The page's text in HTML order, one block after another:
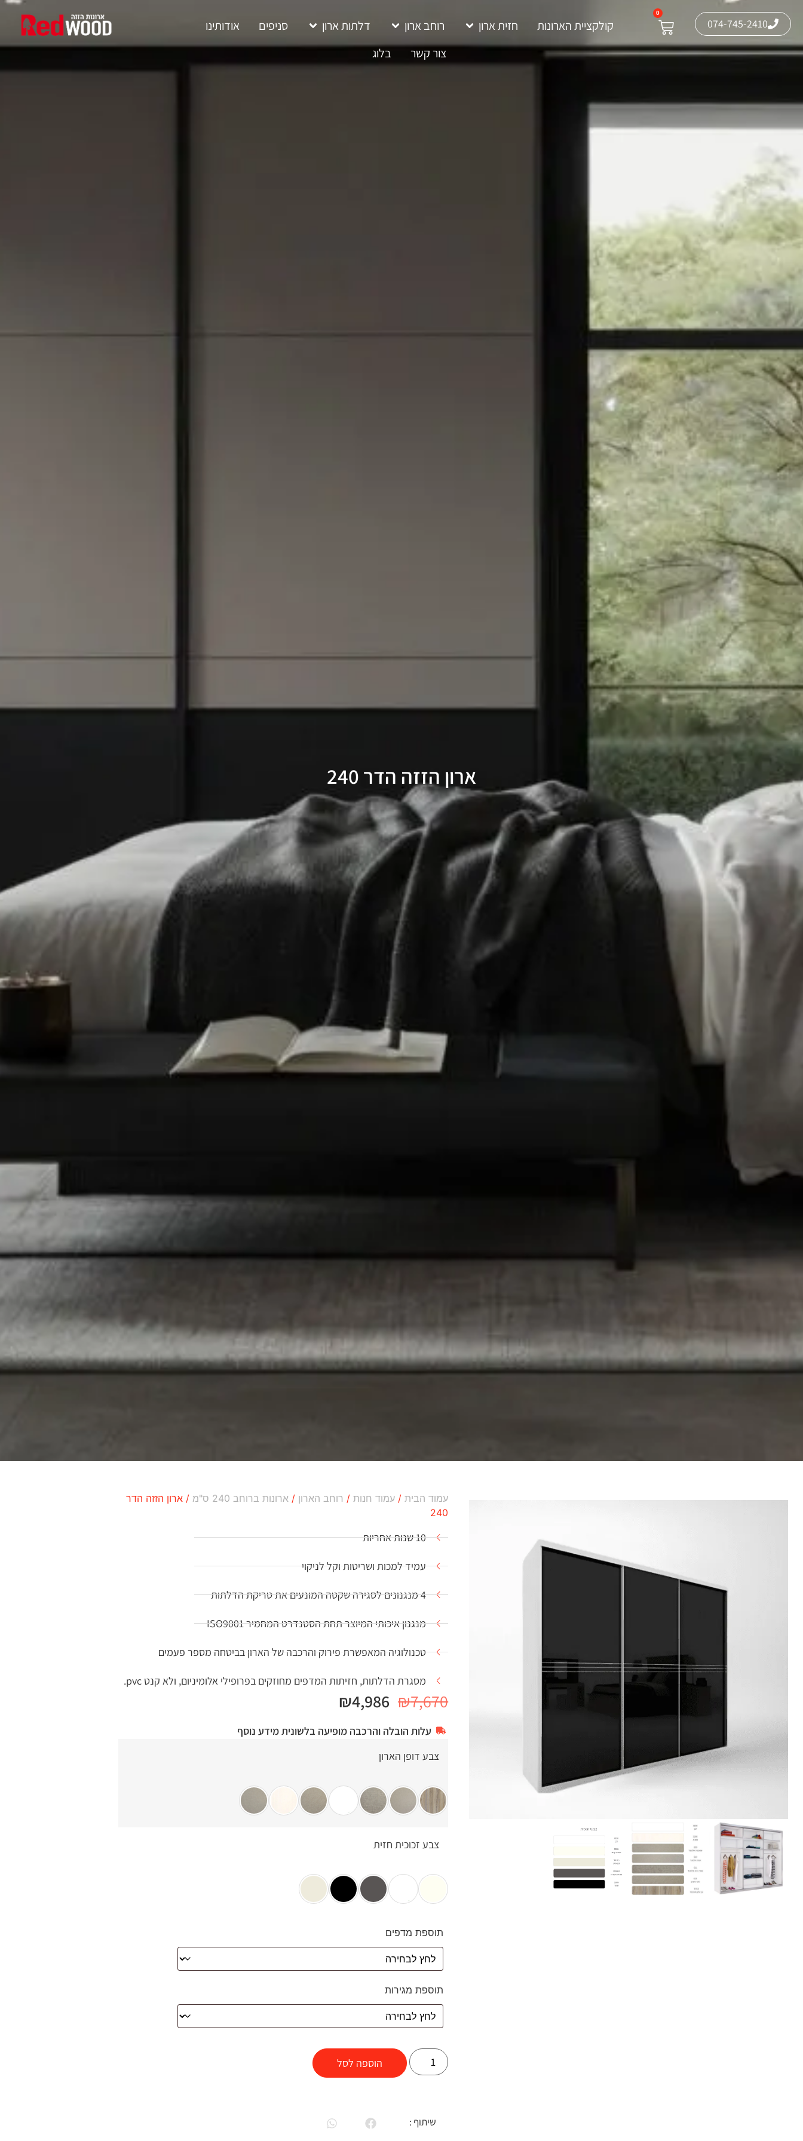
074-745-2410
0
קולקציית הארונות חזית ארון רוחב ארון דלתות ארון סניפים
אודותינו
צור קשר
בלוג
ארון הזזה הדר 240
עמוד הבית/ עמוד חנות/ רוחב הארון / ארונות ברוחב 240 ס"מ
/ ארון הזזה הדר
240
10 שנות אחריות
עמיד למכות ושריטות וקל לניקוי
4 מנגנונים לסגירה שקטה המונעים את טריקת הדלתות
מנגנון איכותי המיוצר תחת הסטנדרט המחמיר ISO9001
טכנולוגיה המאפשרת פירוק והרכבה של הארון בביטחה מספר פעמים
מסגרת הדלתות, חזיתות המדפים מחוזקים בפרופילי אלומיניום, ולא קנט pvc.
₪7,670
₪4,986
עלות הובלה והרכבה מופיעה בלשונית מידע נוסף
צבע דופן הארון
צבע זכוכית חזית
תוספת מדפים
תוספת מגירות
הוספה לסל
שיתוף :